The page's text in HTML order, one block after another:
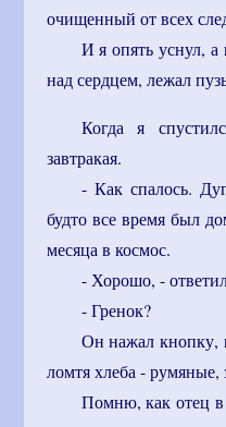
очищенный от всех
И я опять уснул,
над сердцем, лежал
Когда я
завтракая.
- Как спалось.
будто все время был
месяца в космос.
- Хорошо, -
- Гренок?
Он нажал кнопку,
ломтя хлеба - румяные,
Помню, как отец в